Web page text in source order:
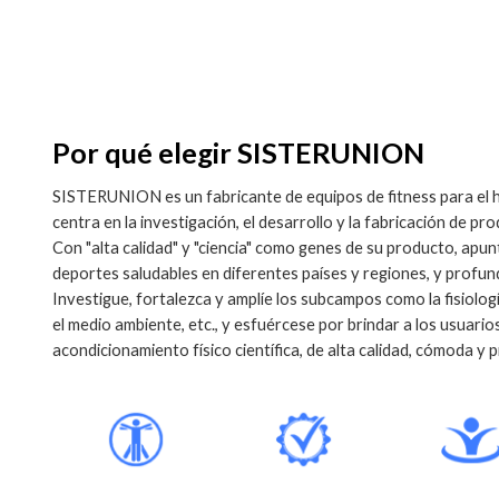
Por qué elegir SISTERUNION
SISTERUNION es un fabricante de equipos de fitness para el
centra en la investigación, el desarrollo y la fabricación de
Con "alta calidad" y "ciencia" como genes de su producto,
deportes saludables en diferentes países y regiones, y
Investigue, fortalezca y amplíe los subcampos como la
el medio ambiente, etc., y esfuércese por brindar a los
acondicionamiento físico científica, de alta calidad, cómoda y